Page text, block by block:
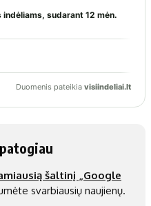
šaltinį „Google
svarbiausių naujienų.